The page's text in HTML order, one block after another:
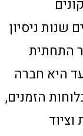
שנות ניסיון
התחתית
היא חברה
הזמנים,